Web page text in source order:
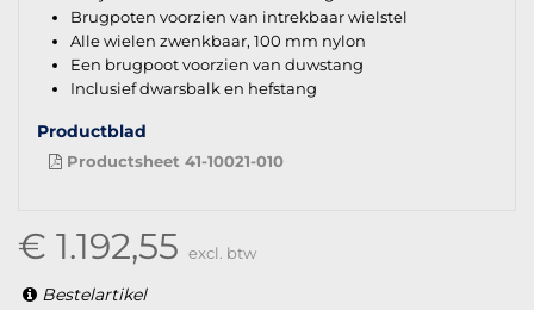
Brugpoten voorzien van intrekbaar wielstel
Alle wielen zwenkbaar, 100 mm nylon
Een brugpoot voorzien van duwstang
Inclusief dwarsbalk en hefstang
Productblad
Productsheet 41-10021-010
€ 1.192,55 excl. btw
Bestelartikel